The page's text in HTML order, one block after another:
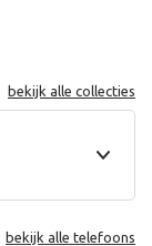
bekijk alle collecties
bekijk alle telefoons